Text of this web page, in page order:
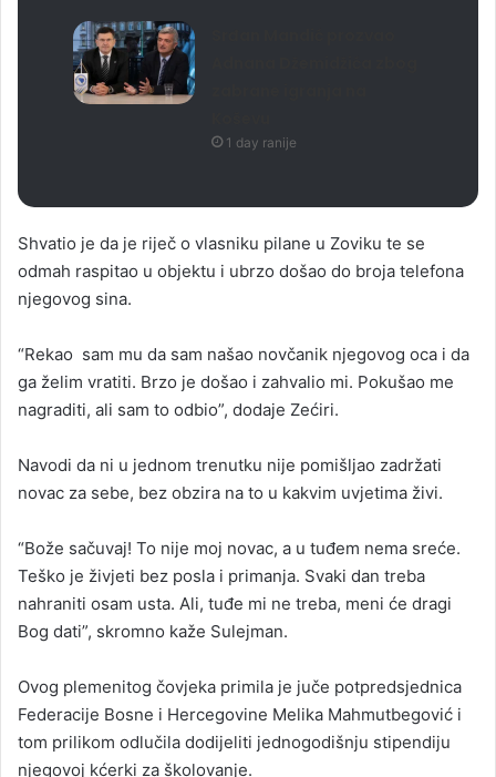
1 day ranije
Shvatio je da je riječ o vlasniku pilane u Zoviku te se
odmah raspitao u objektu i ubrzo došao do broja telefona
njegovog sina.
“Rekao sam mu da sam našao novčanik njegovog oca i da
ga želim vratiti. Brzo je došao i zahvalio mi. Pokušao me
nagraditi, ali sam to odbio”, dodaje Zećiri.
Navodi da ni u jednom trenutku nije pomišljao zadržati
novac za sebe, bez obzira na to u kakvim uvjetima živi.
“Bože sačuvaj! To nije moj novac, a u tuđem nema sreće.
Teško je živjeti bez posla i primanja. Svaki dan treba
nahraniti osam usta. Ali, tuđe mi ne treba, meni će dragi
Bog dati”, skromno kaže Sulejman.
Ovog plemenitog čovjeka primila je juče potpredsjednica
Federacije Bosne i Hercegovine Melika Mahmutbegović i
tom prilikom odlučila dodijeliti jednogodišnju stipendiju
njegovoj kćerki za školovanje.